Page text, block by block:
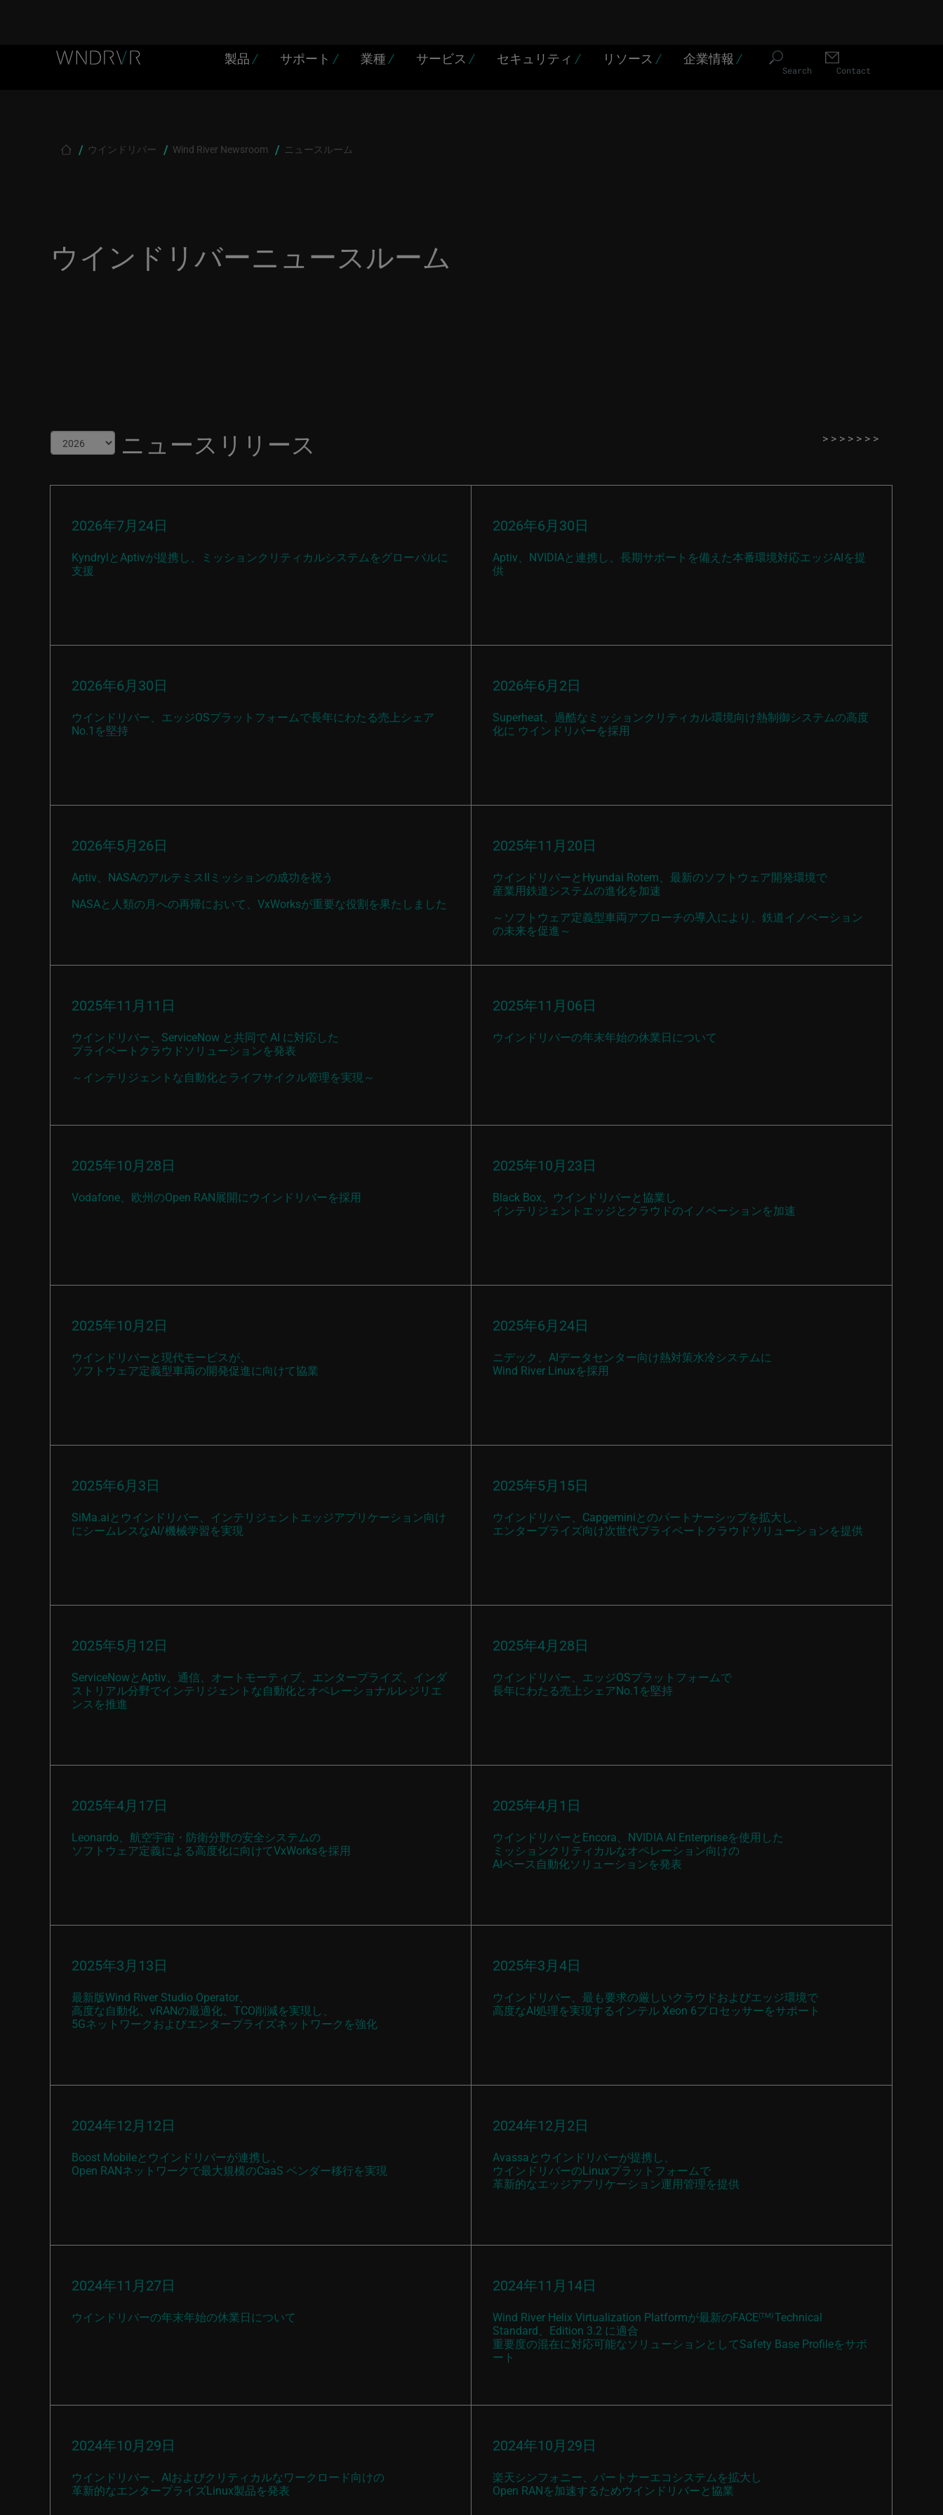
Header
製品 / サポート / 業種 / サービス / セキュリティ / リソース / 企業情報 /
Search Contact
ウインドリバー Wind River Newsroom ニュースルーム
ウインドリバーニュースルーム
ニュースリリース
2026年7月24日
KyndrylとAptivが提携し、ミッションクリティカルシステムをグローバルに
支援
>
2026年6月30日
Aptiv、NVIDIAと連携し、長期サポートを備えた本番環境対応エッジAIを提
供
>
2026年6月30日
ウインドリバー、エッジOSプラットフォームで長年にわたる売上シェア
No.1を堅持
>
2026年6月2日
Superheat、過酷なミッションクリティカル環境向け熱制御システムの高度
化に ウインドリバーを採用
>
2026年5月26日
Aptiv、NASAのアルテミスIIミッションの成功を祝う
NASAと人類の月への再帰において、VxWorksが重要な役割を果たしました
>
2025年11月20日
ウインドリバーとHyundai Rotem、最新のソフトウェア開発環境で
産業用鉄道システムの進化を加速
～ソフトウェア定義型車両アプローチの導入により、鉄道イノベーション
の未来を促進～
>
2025年11月11日
ウインドリバー、ServiceNow と共同で AI に対応した
プライベートクラウドソリューションを発表
～インテリジェントな自動化とライフサイクル管理を実現～
>
2025年11月06日
ウインドリバーの年末年始の休業日について
2025年10月28日
Vodafone、欧州のOpen RAN展開にウインドリバーを採用
2025年10月23日
Black Box、ウインドリバーと協業し
インテリジェントエッジとクラウドのイノベーションを加速
2025年10月2日
ウインドリバーと現代モービスが、
ソフトウェア定義型車両の開発促進に向けて協業
2025年6月24日
ニデック、AIデータセンター向け熱対策水冷システムに
Wind River Linuxを採用
2025年6月3日
SiMa.aiとウインドリバー、インテリジェントエッジアプリケーション向け
にシームレスなAI/機械学習を実現
2025年5月15日
ウインドリバー、Capgeminiとのパートナーシップを拡大し、
エンタープライズ向け次世代プライベートクラウドソリューションを提供
2025年5月12日
ServiceNowとAptiv、通信、オートモーティブ、エンタープライズ、インダ
ストリアル分野でインテリジェントな自動化とオペレーショナルレジリエ
ンスを推進
2025年4月28日
ウインドリバー、エッジOSプラットフォームで
長年にわたる売上シェアNo.1を堅持
2025年4月17日
Leonardo、航空宇宙・防衛分野の安全システムの
ソフトウェア定義による高度化に向けてVxWorksを採用
2025年4月1日
ウインドリバーとEncora、NVIDIA AI Enterpriseを使用した
ミッションクリティカルなオペレーション向けの
AIベース自動化ソリューションを発表
2025年3月13日
最新版Wind River Studio Operator、
高度な自動化、vRANの最適化、TCO削減を実現し、
5Gネットワークおよびエンタープライズネットワークを強化
2025年3月4日
ウインドリバー、最も要求の厳しいクラウドおよびエッジ環境で
高度なAI処理を実現するインテル Xeon 6プロセッサーをサポート
2024年12月12日
Boost Mobileとウインドリバーが連携し、
Open RANネットワークで最大規模のCaaS ベンダー移行を実現
2024年12月2日
Avassaとウインドリバーが提携し、
ウインドリバーのLinuxプラットフォームで
革新的なエッジアプリケーション運用管理を提供
2024年11月27日
ウインドリバーの年末年始の休業日について
2024年11月14日
Wind River Helix Virtualization Platformが最新のFACE(TM)Technical
Standard、Edition 3.2 に適合
重要度の混在に対応可能なソリューションとしてSafety Base Profileをサポ
ート
2024年10月29日
ウインドリバー、AIおよびクリティカルなワークロード向けの
革新的なエンタープライズLinux製品を発表
2024年10月29日
楽天シンフォニー、パートナーエコシステムを拡大し
Open RANを加速するためウインドリバーと協業